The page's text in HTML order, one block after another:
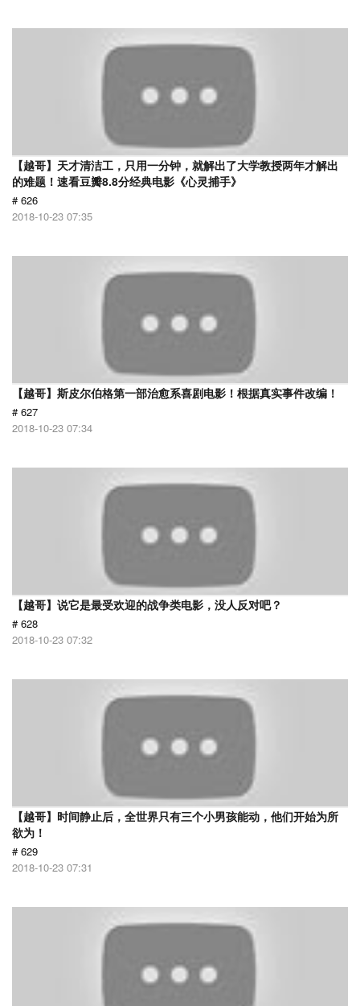
【越哥】天才清洁工，只用一分钟，就解出了大学教授两年才解出
的难题！速看豆瓣8.8分经典电影《心灵捕手》
# 626
2018-10-23 07:35
【越哥】斯皮尔伯格第一部治愈系喜剧电影！根据真实事件改编！
# 627
2018-10-23 07:34
【越哥】说它是最受欢迎的战争类电影，没人反对吧？
# 628
2018-10-23 07:32
【越哥】时间静止后，全世界只有三个小男孩能动，他们开始为所
欲为！
# 629
2018-10-23 07:31